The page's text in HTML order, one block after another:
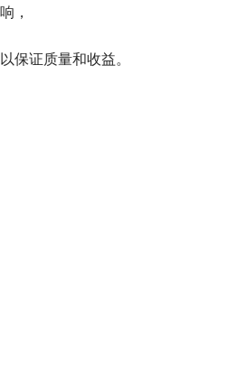
，
保证质量和收益。